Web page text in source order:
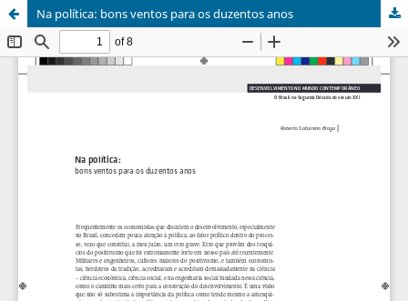
Na política: bons ventos para os duzentos anos